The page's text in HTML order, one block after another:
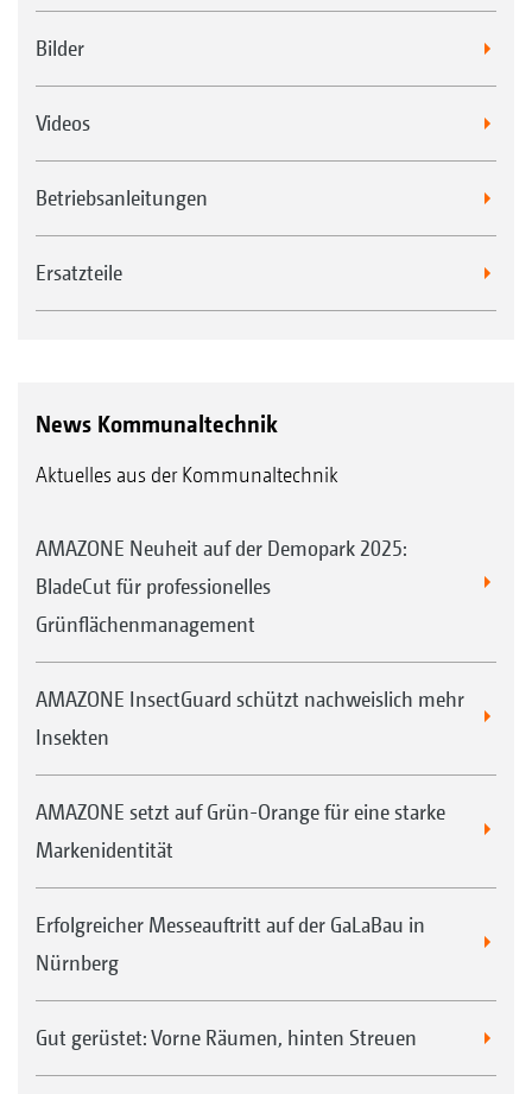
Bilder
Videos
Betriebsanleitungen
Ersatzteile
News Kommunaltechnik
Aktuelles aus der Kommunaltechnik
AMAZONE Neuheit auf der Demopark 2025:
BladeCut für professionelles
Grünflächenmanagement
AMAZONE InsectGuard schützt nachweislich mehr
Insekten
AMAZONE setzt auf Grün-Orange für eine starke
Markenidentität
Erfolgreicher Messeauftritt auf der GaLaBau in
Nürnberg
Gut gerüstet: Vorne Räumen, hinten Streuen